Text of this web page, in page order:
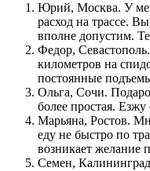
Юрий, Москва. У
расход на трассе.
вполне допустим.
Федор,
километров на
постоянные
Ольга, Сочи.
более простая.
Марьяна, Ростов.
еду не быстро по
возникает желание
Семен,